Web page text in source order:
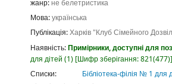
жанр:не белетристика
Мова:українська
Публікація:Харків"Клуб Сімейного
Наявність:Примірники, доступні для
для дітей (1) Шифр зберігання:821(477)
Списки:
Бібліотека-філія № 1 для